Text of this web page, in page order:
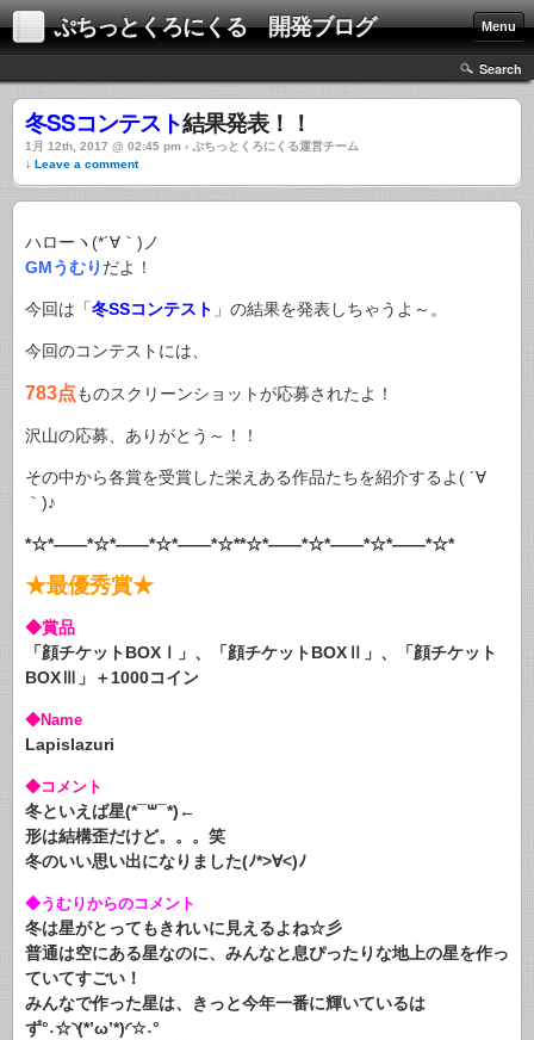
ぷちっとくろにくる 開発ブログ Menu
Search
冬SSコンテスト結果発表！！
1月 12th, 2017 @ 02:45 pm › ぷちっとくろにくる運営チーム
↓ Leave a comment
ハローヽ(*´∀｀)ノ
GMうむり だよ！
今回は「冬SSコンテスト 」の結果を発表しちゃうよ～。
今回のコンテストには、
783点ものスクリーンショットが応募されたよ！
沢山の応募、ありがとう～！！
その中から各賞を受賞した栄えある作品たちを紹介するよ( ´∀
｀)♪
*☆*――*☆*――*☆*――*☆**☆*――*☆*――*☆*――*☆*
★最優秀賞★
◆賞品
「顔チケットBOXⅠ」、「顔チケットBOXⅡ」、「顔チケット
BOXⅢ」＋1000コイン
◆Name
Lapislazuri
◆コメント
冬といえば星(*¯꒳¯*)←
形は結構歪だけど。。。笑
冬のいい思い出になりました(ﾉ*>∀<)ﾉ
◆うむりからのコメント
冬は星がとってもきれいに見えるよね☆彡
普通は空にある星なのに、みんなと息ぴったりな地上の星を作っ
ていてすごい！
みんなで作った星は、きっと今年一番に輝いているは
ず°˖☆◝(*’ω’*)◜☆˖°